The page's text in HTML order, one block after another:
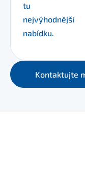
tu
nejvýhodnější
nabídku.
Kontaktujte